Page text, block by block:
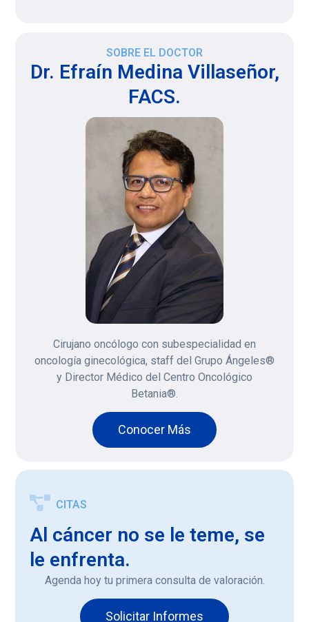
SOBRE EL DOCTOR
Dr. Efraín Medina Villaseñor,
FACS.
Cirujano oncólogo con subespecialidad en
oncología ginecológica, staff del Grupo Ángeles®
y Director Médico del Centro Oncológico
Betania®.
Conocer Más
CITAS
Al cáncer no se le teme, se
le enfrenta.
Agenda hoy tu primera consulta de valoración.
Solicitar Informes